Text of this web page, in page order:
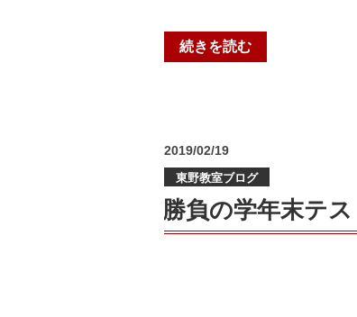
蔵
教
“テ
ス
真
っ
最
中！”
続きを読む
投
日:
2019/02/19
東野教室ブログ
勝負の学年末テ